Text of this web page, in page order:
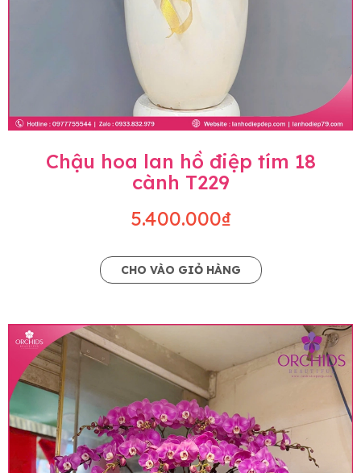
Chậu hoa lan hồ điệp tím 18
cành T229
5.400.000₫
CHO VÀO GIỎ HÀNG